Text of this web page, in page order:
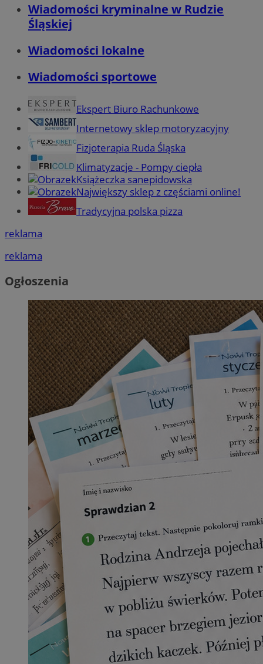
Wiadomości kryminalne w Rudzie
Śląskiej
Wiadomości lokalne
Wiadomości sportowe
Ekspert Biuro Rachunkowe
Internetowy sklep motoryzacyjny
Fizjoterapia Ruda Śląska
Klimatyzacje - Pompy ciepła
Książeczka sanepidowska
Największy sklep z częściami online!
Tradycyjna polska pizza
reklama
reklama
Ogłoszenia